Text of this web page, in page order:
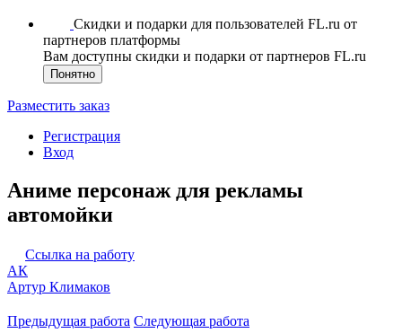
Скидки и подарки для пользователей FL.ru от
партнеров платформы
Вам доступны скидки и подарки от партнеров FL.ru
Понятно
Разместить заказ
Регистрация
Вход
Аниме персонаж для рекламы
автомойки
Ссылка на работу
АК
Артур Климаков
Предыдущая работа Следующая работа